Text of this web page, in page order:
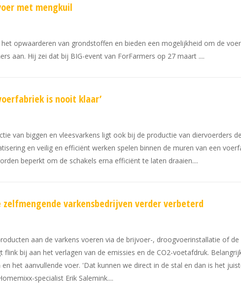
met mengkuil
opwaarderen van grondstoffen en bieden een mogelijkheid om de
aan. Hij zei dat bij BIG-event van ForFarmers op 27 maart .
is nooit klaar’
van biggen en vleesvarkens ligt ook bij de productie van diervoerders
en veilig en efficiënt werken spelen binnen de muren van een
beperkt om de schakels erna efficiënt te laten draaien.
varkensbedrijven verder verbeterd
aan de varkens voeren via de brijvoer-, droogvoerinstallatie of
flink bij aan het verlagen van de emissies en de CO2-voetafdruk.
het aanvullende voer. 'Dat kunnen we direct in de stal en dan is het
specialist Erik Salemink.